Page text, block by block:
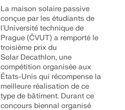
La maison solaire passive
conçue par les étudiants de
l'Université technique de
Prague (ČVUT) a remporté le
troisième prix du
Solar Decathlon, une
compétition organisée aux
États-Unis qui récompense la
meilleure réalisation de ce
type de bâtiment. Durant ce
concours biennal organisé